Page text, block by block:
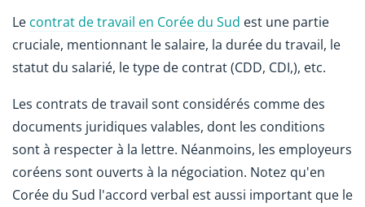
Le contrat de travail en Corée du Sud est une partie
cruciale, mentionnant le salaire, la durée du travail, le
statut du salarié, le type de contrat (CDD, CDI,), etc.
Les contrats de travail sont considérés comme des
documents juridiques valables, dont les conditions
sont à respecter à la lettre. Néanmoins, les employeurs
coréens sont ouverts à la négociation. Notez qu'en
Corée du Sud l'accord verbal est aussi important que le